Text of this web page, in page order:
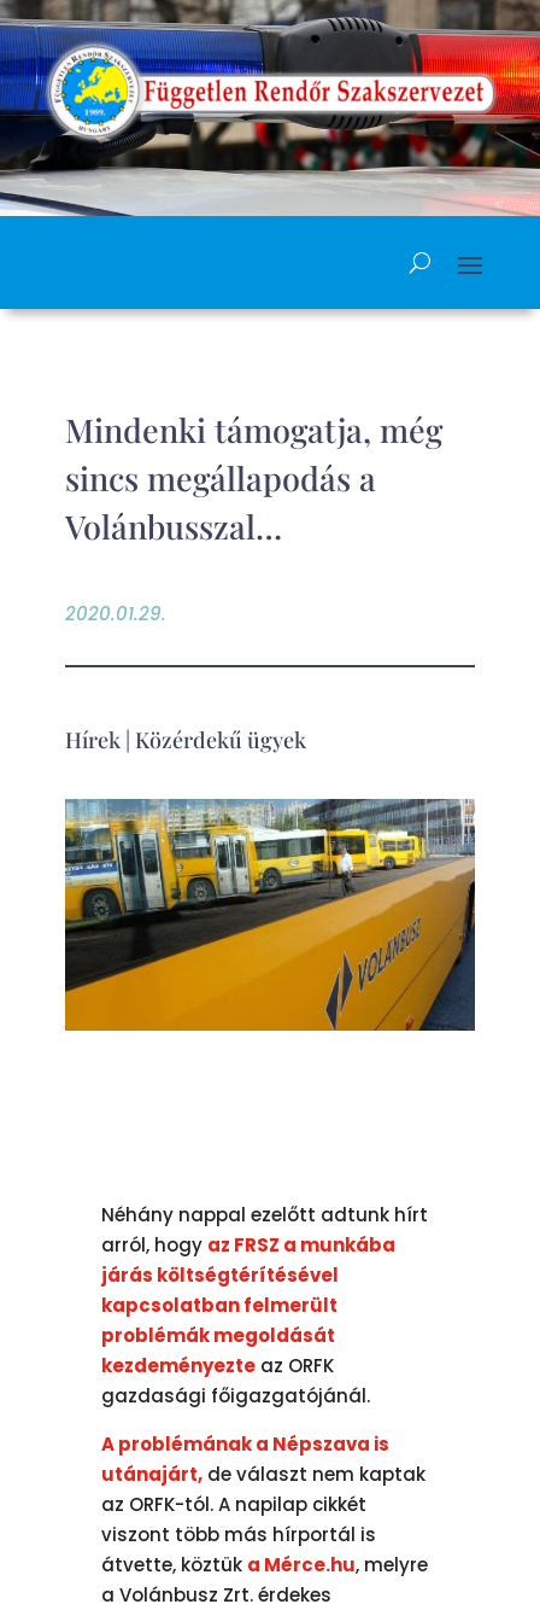
Mindenki támogatja, még
sincs megállapodás a
Volánbusszal…
2020.01.29.
Hírek| Közérdekű ügyek
Néhány nappal ezelőtt adtunk hírt
arról, hogy az FRSZ a munkába
járás költségtérítésével
kapcsolatban felmerült
problémák megoldását
kezdeményezte az ORFK
gazdasági főigazgatójánál.
A problémának a Népszava is
utánajárt, de választ nem kaptak
az ORFK-tól. A napilap cikkét
viszont több más hírportál is
átvette, köztük a Mérce.hu, melyre
a Volánbusz Zrt. érdekes